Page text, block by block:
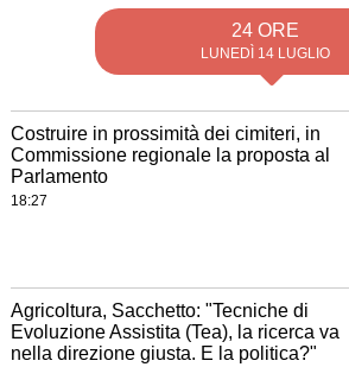
24 ORE
LUNEDÌ 14 LUGLIO
Costruire in prossimità dei cimiteri, in
Commissione regionale la proposta al
Parlamento
18:27
Agricoltura, Sacchetto: "Tecniche di
Evoluzione Assistita (Tea), la ricerca va
nella direzione giusta. E la politica?"